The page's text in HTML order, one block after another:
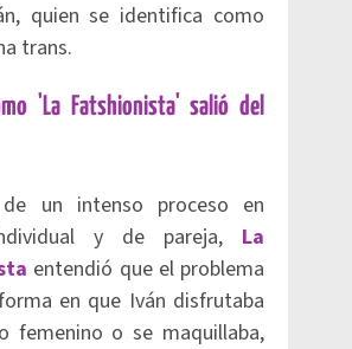
quien se identifica como
trans.
'La Fatshionista' salió del
un intenso proceso en
y de pareja, La
entendió que el problema
en que Iván disfrutaba
femenino o se maquillaba,